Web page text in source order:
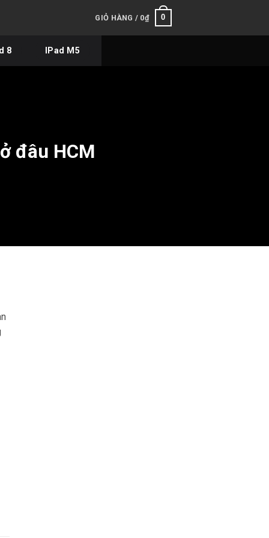
GIỎ HÀNG / 0₫ 0
8 IPad M5
đâu HCM